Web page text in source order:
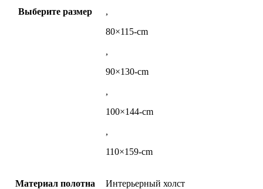
Выберите размер
,
80×115-cm
,
90×130-cm
,
100×144-cm
,
110×159-cm
Материал полотна Интерьерный холст